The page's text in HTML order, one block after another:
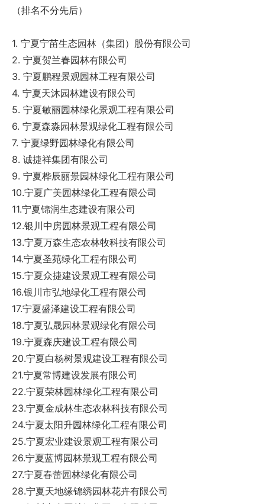
（排名不分先后）
1. 宁夏宁苗生态园林（集团）股份有限公司
2. 宁夏贺兰春园林有限公司
3. 宁夏鹏程景观园林工程有限公司
4. 宁夏天沐园林建设有限公司
5. 宁夏敏丽园林绿化景观工程有限公司
6. 宁夏森淼园林景观绿化工程有限公司
7. 宁夏绿野园林绿化有限公司
8. 诚捷祥集团有限公司
9. 宁夏桦辰丽景园林绿化工程有限公司
10.宁夏广美园林绿化工程有限公司
11.宁夏锦润生态建设有限公司
12.银川中房园林景观工程有限公司
13.宁夏万森生态农林牧科技有限公司
14.宁夏圣苑绿化工程有限公司
15.宁夏众捷建设景观工程有限公司
16.银川市弘地绿化工程有限公司
17.宁夏盛泽建设工程有限公司
18.宁夏弘晟园林景观绿化有限公司
19.宁夏森庆建设工程有限公司
20.宁夏白杨树景观建设工程有限公司
21.宁夏常博建设发展有限公司
22.宁夏荣林园林绿化工程有限公司
23.宁夏金成林生态农林科技有限公司
24.宁夏太阳升园林绿化工程有限公司
25.宁夏宏业建设景观工程有限公司
26.宁夏蓝博园林景观工程有限公司
27.宁夏春蕾园林绿化有限公司
28.宁夏天地缘锦绣园林花卉有限公司